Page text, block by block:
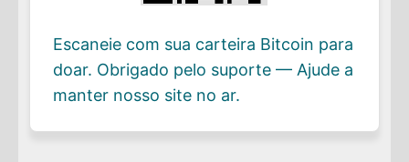
Escaneie com sua carteira Bitcoin para
doar. Obrigado pelo suporte — Ajude a
manter nosso site no ar.